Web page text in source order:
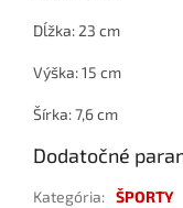
Dĺžka: 23 cm
Výška: 15 cm
Šírka: 7,6 cm
Dodatočné
Kategória: ŠPORTY